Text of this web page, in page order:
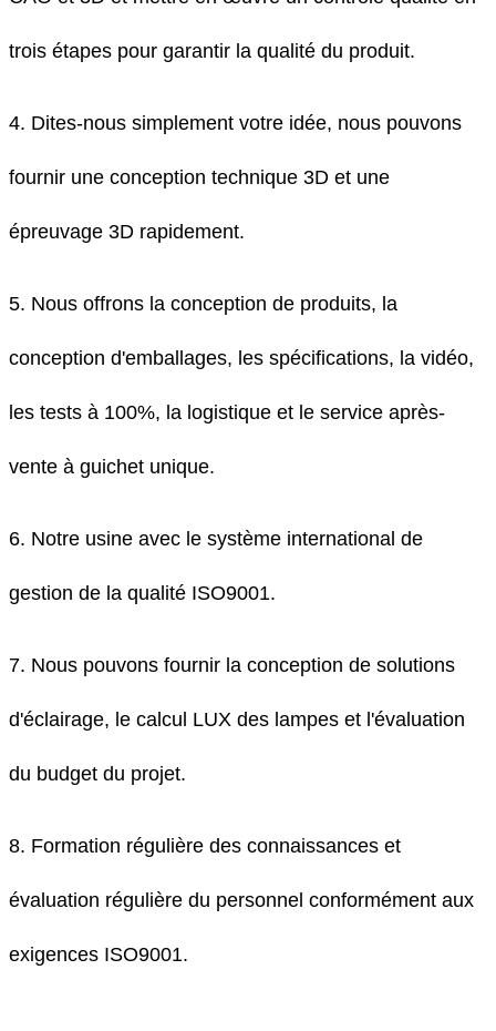
trois étapes pour garantir la qualité du produit.
4. Dites-nous simplement votre idée, nous pouvons
fournir une conception technique 3D et une
épreuvage 3D rapidement.
5. Nous offrons la conception de produits, la
conception d'emballages, les spécifications, la vidéo,
les tests à 100%, la logistique et le service après-
vente à guichet unique.
6. Notre usine avec le système international de
gestion de la qualité ISO9001.
7. Nous pouvons fournir la conception de solutions
d'éclairage, le calcul LUX des lampes et l'évaluation
du budget du projet.
8. Formation régulière des connaissances et
évaluation régulière du personnel conformément aux
exigences ISO9001.